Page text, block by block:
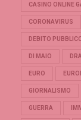
CASINO ONLINE
CORONAVIRUS
DEBITO
DI MAIO
EURO
GIORNALISMO
GUERRA